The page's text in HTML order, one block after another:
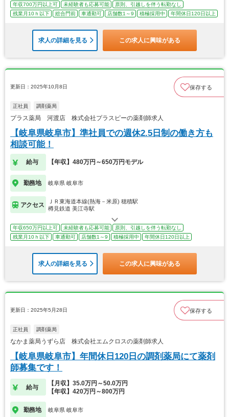
年収700万円以上可 未経験者も応募可能
原則、引越しを伴う転勤なし
残業月10ｈ以下
総合門前 車通勤可 店舗数1～9 積極採用中 年間休日120日以上
求人の詳細を見る この求人に興味がある
更新日：2025年10月8日 保存する
正社員 調剤薬局
プラス薬局 河渡店 株式会社プラスピーの薬剤師求人
【岐阜県岐阜市】準社員での週休2.5日制の働き方も
相談可能！
給与 【年収】480万円～650万円モデル
勤務地 岐阜県 岐阜市
アクセス
ＪＲ東海道本線(熱海－米原) 穂積駅
樽見鉄道 美江寺駅
年収650万円以上可 未経験者も応募可能
原則、引越しを伴う転勤なし
残業月10ｈ以下
車通勤可 店舗数1～9 積極採用中 年間休日120日以上
求人の詳細を見る この求人に興味がある
更新日：2025年5月28日 保存する
正社員 調剤薬局
なかま薬局うずら店 株式会社エムクロスの薬剤師求人
【岐阜県岐阜市】年間休日120日の調剤薬局にて薬剤
師募集です！
給与
【月収】35.0万円～50.0万円
【年収】420万円～800万円
勤務地 岐阜県 岐阜市